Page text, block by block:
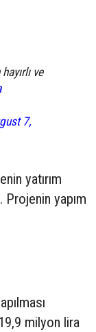
ve
7,
yatırım
Projenin yapım
milyon lira